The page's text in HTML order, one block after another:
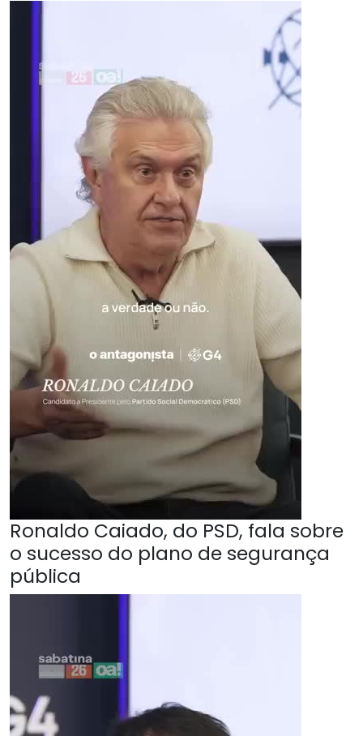
Ronaldo Caiado, do PSD, fala sobre
o sucesso do plano de segurança
pública